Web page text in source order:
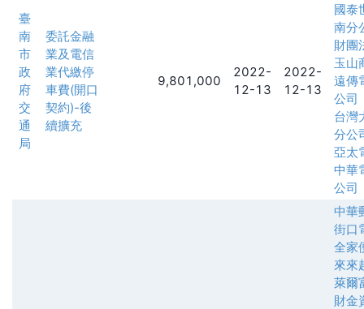
臺
南
市
政
府
交
通
局
委託金融
業及電信
業代繳停
車費(開口
契約)-後
續擴充
9,801,000
2022-
12-13
2022-
12-13
國泰
南分
財團
玉山
遠傳
公司
台灣
分公
亞太
中華
公司
中華
街口
全家
來來
萊爾
財金